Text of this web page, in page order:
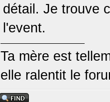
détail. Je trouve
l'event.
Ta mère est
elle ralentit le